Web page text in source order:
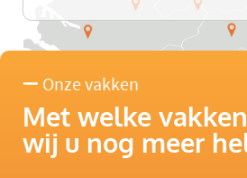
Onze vakken
Met welke
wij u nog meer